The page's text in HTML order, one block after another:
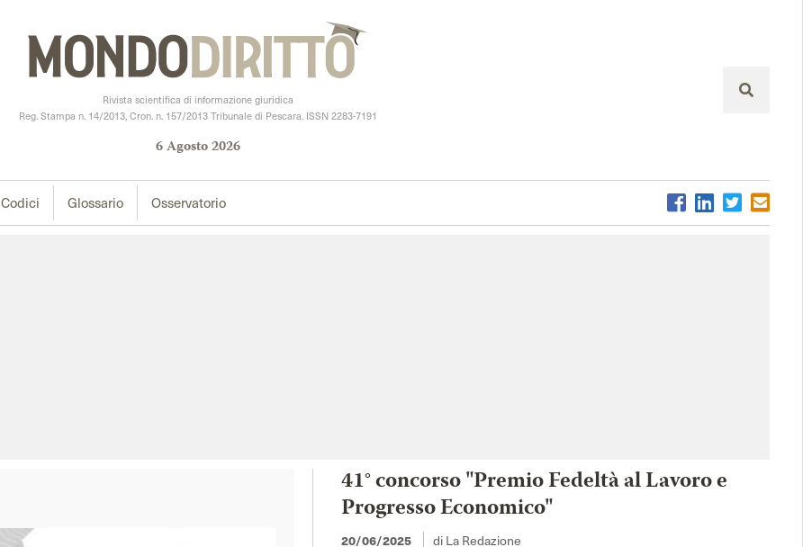
Rivista scientifica di informazione giuridica
Reg. Stampa n. 14/2013, Cron. n. 157/2013 Tribunale di Pescara. ISSN 2283-7191
6Agosto2026
Codici Glossario Osservatorio
41° concorso "Premio Fedeltà al Lavoro e
Progresso Economico"
20/06/2025 di La Redazione